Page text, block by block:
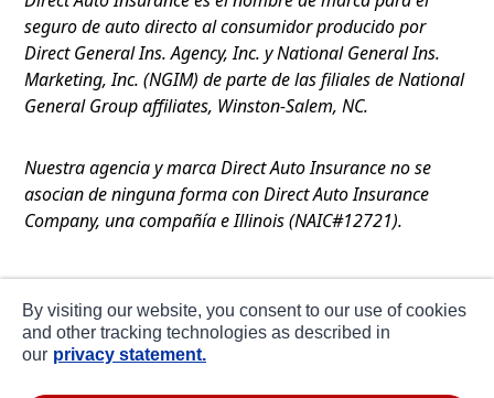
seguro de auto directo al consumidor producido por
Direct General Ins. Agency, Inc. y National General Ins.
Marketing, Inc. (NGIM) de parte de las filiales de National
General Group affiliates, Winston-Salem, NC.
Nuestra agencia y marca Direct Auto Insurance no se
asocian de ninguna forma con Direct Auto Insurance
Company, una compañía e Illinois (NAIC#12721).
Privacidad
By visiting our website, you consent to our use of cookies
and other tracking technologies as described in
our privacy statement.